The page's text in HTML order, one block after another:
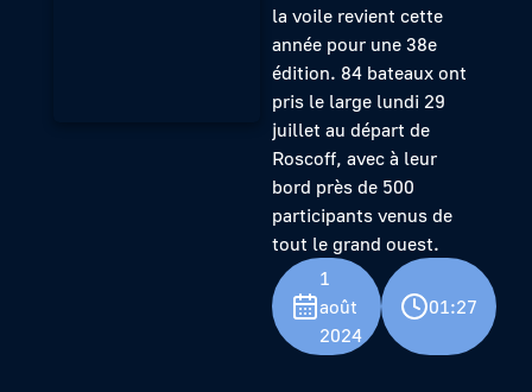
la voile revient cette
année pour une 38e
édition. 84 bateaux ont
pris le large lundi 29
juillet au départ de
Roscoff, avec à leur
bord près de 500
participants venus de
tout le grand ouest.
1
août
2024
01:27